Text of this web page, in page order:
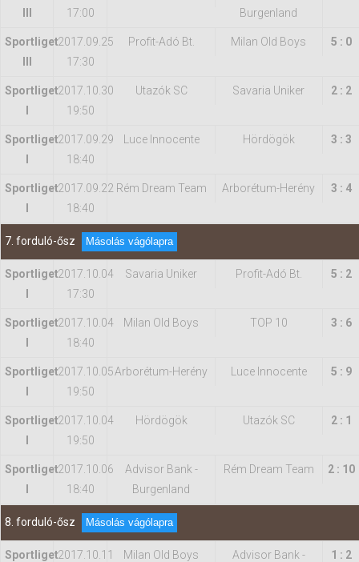
17:00
Burgenland
Sportliget2017.09.25
17:30
Profit-Adó Bt. Milan Old Boys 5 : 0
Sportliget2017.10.30
19:50
Utazók SC Savaria Uniker 2 : 2
Sportliget2017.09.29
18:40
Luce Innocente Hördögök 3 : 3
Sportliget2017.09.22
18:40
Rém Dream Team Arborétum-Herény 3 : 4
7. forduló-ősz Másolás vágólapra
Sportliget2017.10.04
17:30
Savaria Uniker Profit-Adó Bt. 5 : 2
Sportliget2017.10.04
18:40
Milan Old Boys TOP 10 3 : 6
Sportliget2017.10.05
19:50
Arborétum-Herény Luce Innocente 5 : 9
Sportliget2017.10.04
19:50
Hördögök Utazók SC 2 : 1
Sportliget2017.10.06
18:40
Advisor Bank -
Burgenland
Rém Dream Team 2 : 10
8. forduló-ősz Másolás vágólapra
Sportliget2017.10.11
Milan Old Boys
Advisor Bank -
1 : 2